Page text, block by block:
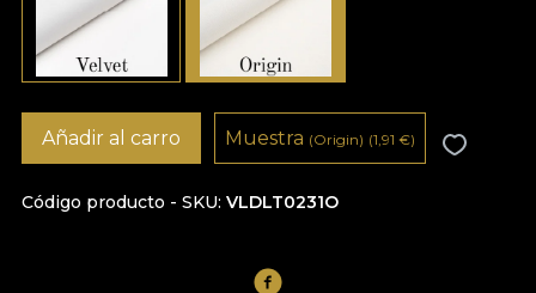
Código producto - SKU VLDLT0231O
Añadir al carro Muestra (Origin) (1,91 €)